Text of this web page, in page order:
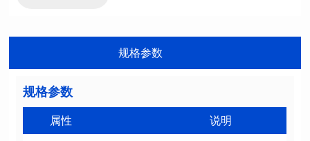
规格参数
规格参数
属性 说明